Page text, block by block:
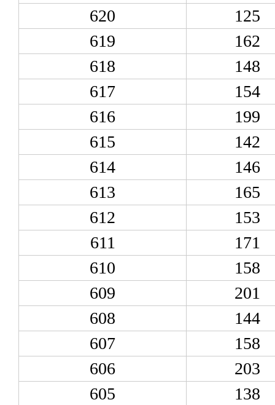
620
125
619
162
618
148
617
154
616
199
615
142
614
146
613
165
612
153
611
171
610
158
609
201
608
144
607
158
606
203
605
138